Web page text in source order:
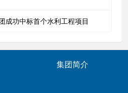
成功中标首个水利工程项目
集团简介